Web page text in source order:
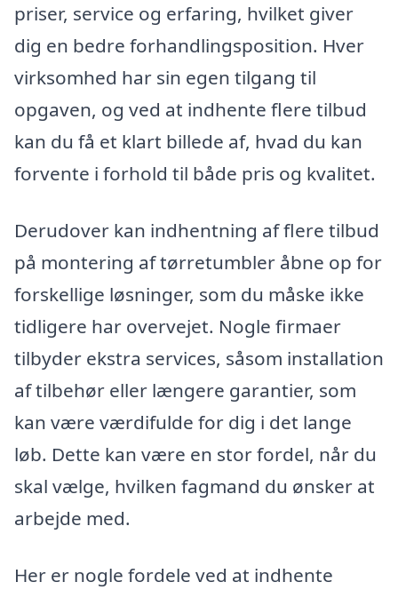
priser, service og erfaring, hvilket giver
dig en bedre forhandlingsposition. Hver
virksomhed har sin egen tilgang til
opgaven, og ved at indhente flere tilbud
kan du få et klart billede af, hvad du kan
forvente i forhold til både pris og kvalitet.
Derudover kan indhentning af flere tilbud
på montering af tørretumbler åbne op for
forskellige løsninger, som du måske ikke
tidligere har overvejet. Nogle firmaer
tilbyder ekstra services, såsom installation
af tilbehør eller længere garantier, som
kan være værdifulde for dig i det lange
løb. Dette kan være en stor fordel, når du
skal vælge, hvilken fagmand du ønsker at
arbejde med.
Her er nogle fordele ved at indhente